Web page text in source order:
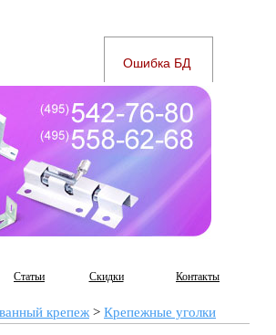
Статьи Скидки Контакты
крепеж > Крепежные уголки